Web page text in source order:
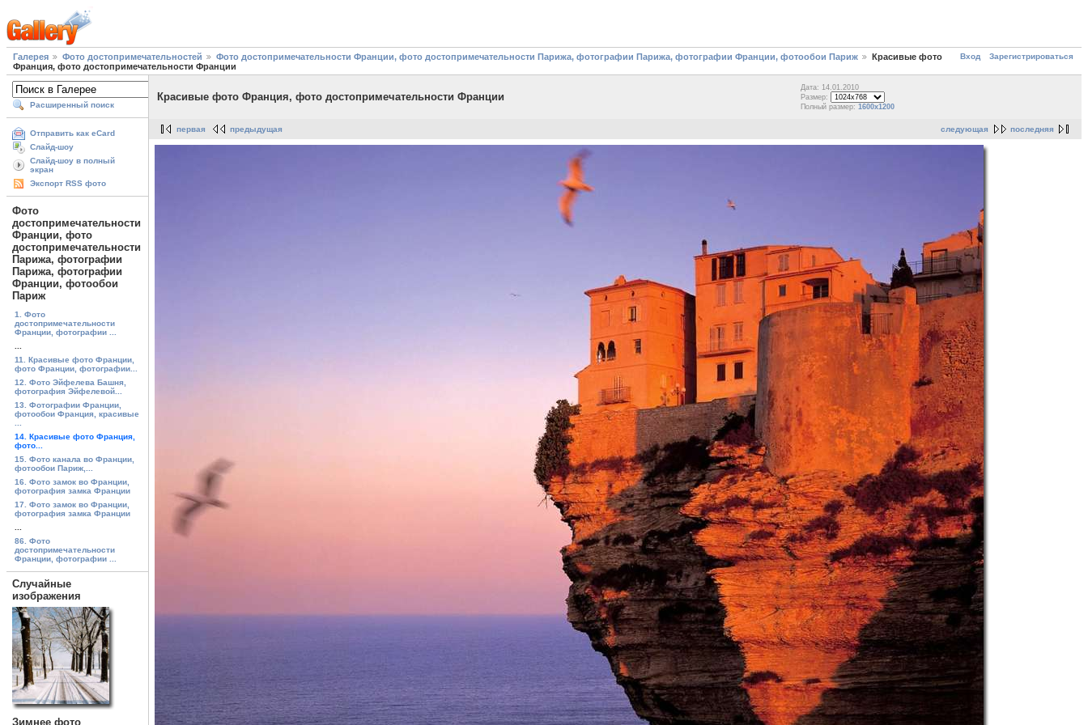
Вход Зарегистрироваться
Галерея Фото достопримечательностей Фото достопримечательности Франции, фото достопримечательности Парижа, фотографии Парижа, фотографии Франции, фотообои Париж
Красивые фото
Франция, фото достопримечательности Франции
Расширенный поиск
Отправить как eCard
Слайд-шоу
Слайд-шоу в полный
экран
Экспорт RSS фото
Фото
достопримечательности
Франции, фото
достопримечательности
Парижа, фотографии
Парижа, фотографии
Франции, фотообои
Париж
1. Фото
достопримечательности
Франции, фотографии ...
11. Красивые фото Франции,
фото Франции, фотографии...
12. Фото Эйфелева Башня,
фотография Эйфелевой...
13. Фотографии Франции,
фотообои Франция, красивые
14. Красивые фото Франция,
фото...
15. Фото канала во Франции,
фотообои Париж,...
16. Фото замок во Франции,
фотография замка Франции
17. Фото замок во Франции,
фотография замка Франции
86. Фото
достопримечательности
Франции, фотографии ...
Случайные
изображения
Зимнее фото
Красивые фото Франция, фото достопримечательности Франции
Дата: 14.01.2010
Размер:
Полный размер: 1600x1200
следующая последняя
первая предыдущая